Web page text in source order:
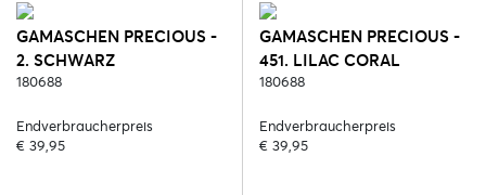
GAMASCHEN PRECIOUS -
2. SCHWARZ
180688
Endverbraucherpreis
€ 39,95
GAMASCHEN PRECIOUS -
451. LILAC CORAL
180688
Endverbraucherpreis
€ 39,95